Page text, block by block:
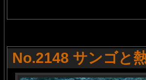
No.2148 サンゴと